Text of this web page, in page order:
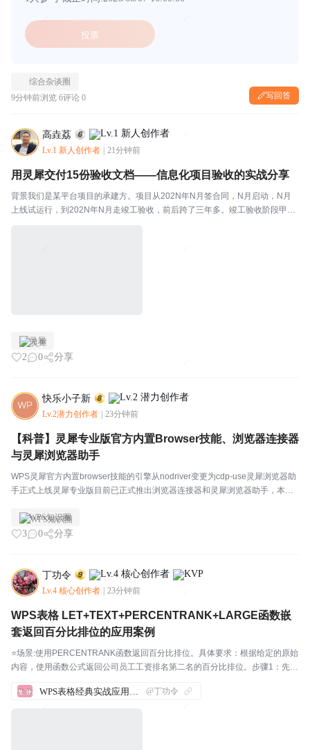
投票
综合杂谈圈
9分钟前浏览 6评论 0 写回答
高垚荔
Lv.1 新人创作者 21分钟前
用灵犀交付15份验收文档——信息化项目验收的实战分享
背景我们是某平台项目的承建方。项目从202N年N月签合同，N月启动，N月
上线试运行，到202N年N月走竣工验收，前后跨了三年多。竣工验收阶段甲方
灵犀
2 0 分享
快乐小子新
Lv.2潜力创作者 23分钟前
【科普】灵犀专业版官方内置Browser技能、浏览器连接器
与灵犀浏览器助手
WPS灵犀官方内置browser技能的引擎从nodriver变更为cdp-use灵犀浏览器助
手正式上线灵犀专业版目前已正式推出浏览器连接器和灵犀浏览器助手，本文
首页帖子标题"...
WPS知识圈
3 0 分享
丁功令
Lv.4 核心创作者 23分钟前
WPS表格 LET+TEXT+PERCENTRANK+LARGE函数嵌
套返回百分比排位的应用案例
⭐场景:使用PERCENTRANK函数返回百分比排位。具体要求：根据给定的原始
内容，使用函数公式返回公司员工工资排名第二名的百分比排位。步骤1：先打
作一下，帮助大家理解这几个函数。步骤2...
@丁功令